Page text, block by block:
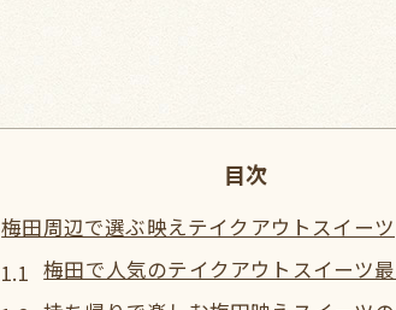
目次
梅田周辺で選ぶ映えテイクアウトスイーツ
梅田で人気のテイクアウトスイーツ